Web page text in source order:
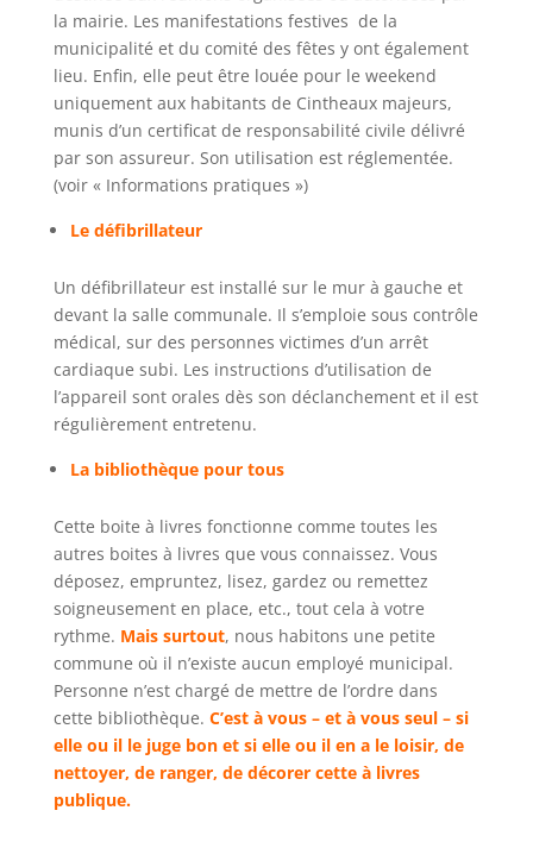
la mairie. Les manifestations festives de la
municipalité et du comité des fêtes y ont également
lieu. Enfin, elle peut être louée pour le weekend
uniquement aux habitants de Cintheaux majeurs,
munis d’un certificat de responsabilité civile délivré
par son assureur. Son utilisation est réglementée.
(voir « Informations pratiques »)
Le défibrillateur
Un défibrillateur est installé sur le mur à gauche et
devant la salle communale. Il s’emploie sous contrôle
médical, sur des personnes victimes d’un arrêt
cardiaque subi. Les instructions d’utilisation de
l’appareil sont orales dès son déclanchement et il est
régulièrement entretenu.
La bibliothèque pour tous
Cette boite à livres fonctionne comme toutes les
autres boites à livres que vous connaissez. Vous
déposez, empruntez, lisez, gardez ou remettez
soigneusement en place, etc., tout cela à votre
rythme. Mais surtout, nous habitons une petite
commune où il n’existe aucun employé municipal.
Personne n’est chargé de mettre de l’ordre dans
cette bibliothèque. C’est à vous – et à vous seul – si
elle ou il le juge bon et si elle ou il en a le loisir, de
nettoyer, de ranger, de décorer cette à livres
publique.